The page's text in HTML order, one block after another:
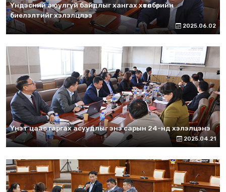
Үндэсний аюулгүй байдлыг хангах хөтөлбөрийн
биелэлтийг хэлэлцлээ
2025.06.02
Үнэт цаас гаргах асуудлыг энэ сарын 24-нд хэлэлцэнэ
2025.04.21